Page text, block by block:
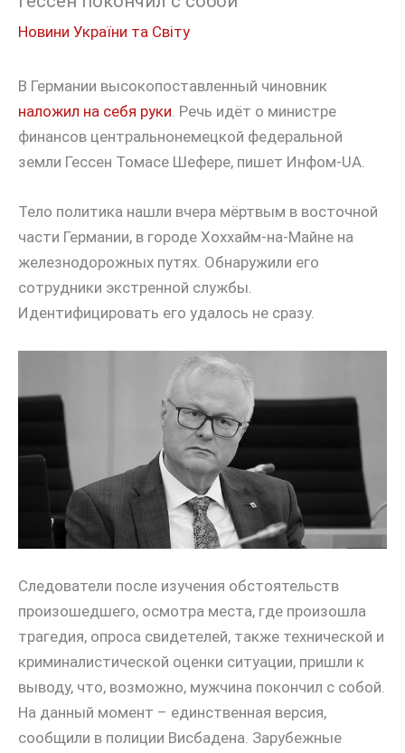
Новини України та Світу
В Германии высокопоставленный чиновник
наложил на себя руки. Речь идёт о министре
финансов центральнонемецкой федеральной
земли Гессен Томасе Шефере, пишет Инфом-UA.
Тело политика нашли вчера мёртвым в восточной
части Германии, в городе Хоххайм-на-Майне на
железнодорожных путях. Обнаружили его
сотрудники экстренной службы.
Идентифицировать его удалось не сразу.
Следователи после изучения обстоятельств
произошедшего, осмотра места, где произошла
трагедия, опроса свидетелей, также технической и
криминалистической оценки ситуации, пришли к
выводу, что, возможно, мужчина покончил с собой.
На данный момент – единственная версия,
сообщили в полиции Висбадена. Зарубежные